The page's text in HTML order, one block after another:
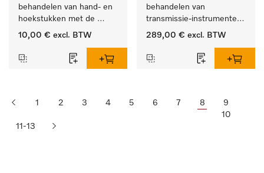
behandelen van hand- en
hoekstukken met de
houder APWD 068
10,00 € excl. BTW
behandelen van
transmissie-instrumenten
met externe spray.
289,00 € excl. BTW
1 2 3 4 5 6 7 8
9
10
11-13